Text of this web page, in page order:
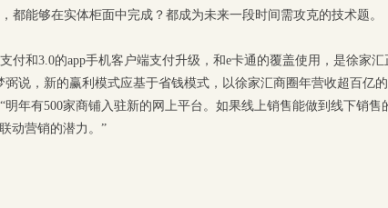
都能够在实体柜面中完成？都成为未来一段时间需攻克的技术题。
付和3.0的app手机客户端支付升级，和e卡通的覆盖使用，是徐家
说，新的赢利模式应基于省钱模式，以徐家汇商圈年营收超百亿
年有500家商铺入驻新的网上平台。如果线上销售能做到线下销售
动营销的潜力。”